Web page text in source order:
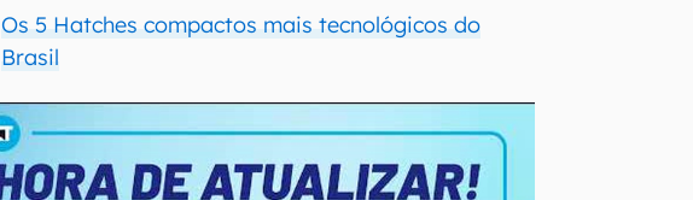
Os 5 Hatches compactos mais tecnológicos do
Brasil